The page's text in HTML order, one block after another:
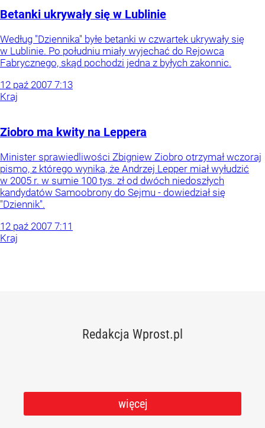
Betanki ukrywały się w Lublinie
Według "Dziennika" byłe betanki w czwartek ukrywały się
w Lublinie. Po południu miały wyjechać do Rejowca
Fabrycznego, skąd pochodzi jedna z byłych zakonnic.
12 paź 2007 7:13
Kraj
Ziobro ma kwity na Leppera
Minister sprawiedliwości Zbigniew Ziobro otrzymał wczoraj
pismo, z którego wynika, że Andrzej Lepper miał wyłudzić
w 2005 r. w sumie 100 tys. zł od dwóch niedoszłych
kandydatów Samoobrony do Sejmu - dowiedział się
"Dziennik".
12 paź 2007 7:11
Kraj
Redakcja Wprost.pl
więcej